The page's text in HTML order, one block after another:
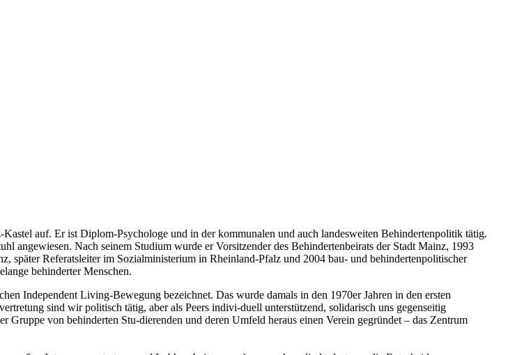
auf. Er ist Diplom-Psychologe und in der kommunalen und auch landesweiten Behindertenpolitik tätig.
angewiesen. Nach seinem Studium wurde er Vorsitzender des Behindertenbeirats der Stadt Mainz, 1993
später Referatsleiter im Sozialministerium in Rheinland-Pfalz und 2004 bau- und behindertenpolitischer
behinderter Menschen.
Independent Living-Bewegung bezeichnet. Das wurde damals in den 1970er Jahren in den ersten
sind wir politisch tätig, aber als Peers indivi-duell unterstützend, solidarisch uns gegenseitig
von behinderten Stu-dierenden und deren Umfeld heraus einen Verein gegründet – das Zentrum